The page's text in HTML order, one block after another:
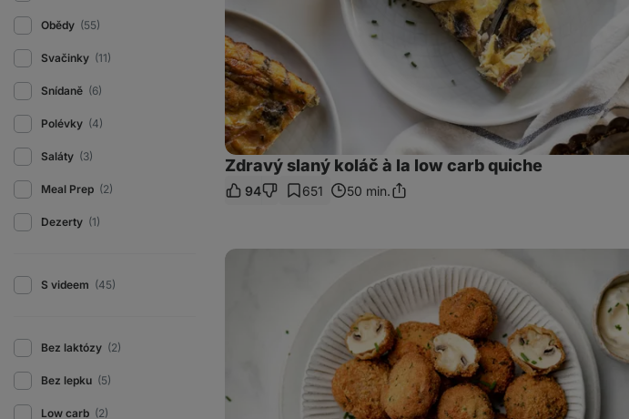
Obědy (55)
Svačinky (11)
Snídaně (6)
Polévky (4)
Saláty (3)
Meal Prep (2)
Dezerty (1)
S videem (45)
Bez laktózy (2)
Bez lepku (5)
Low carb (2)
Zdravý slaný koláč à la low carb quiche
94 651 50 min.Sdílet
Obalované